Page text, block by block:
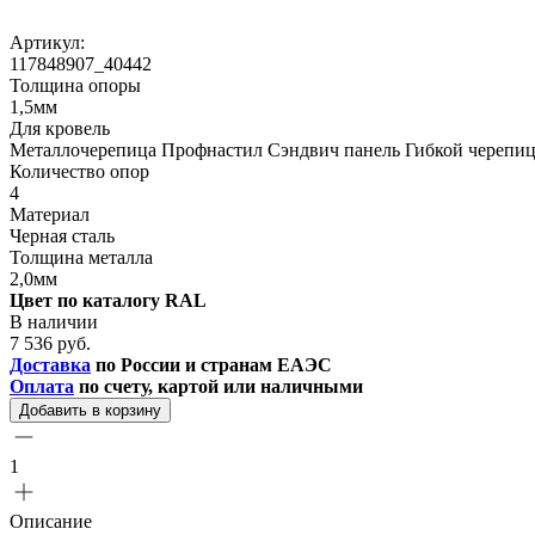
Артикул:
117848907_40442
Толщина опоры
1,5мм
Для кровель
Металлочерепица Профнастил Сэндвич панель Гибкой
Количество опор
4
Материал
Черная сталь
Толщина металла
2,0мм
Цвет по каталогу RAL
В наличии
7 536 руб.
Доставка по России и странам ЕАЭС
Оплата по счету, картой или наличными
Добавить в корзину
1
Описание